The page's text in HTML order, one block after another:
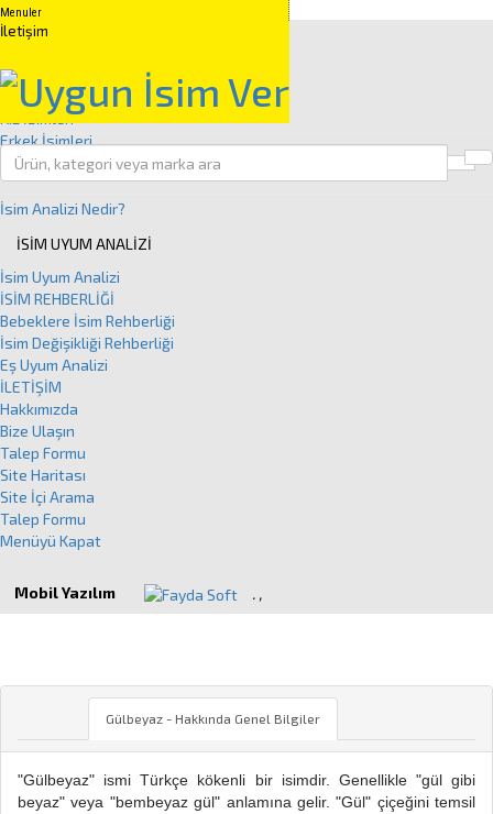
Menuler
İletişim
Anasayfa
Kuranda Geçen İsimler
Peygamber İsimleri
Kız İsimleri
Erkek İsimleri
İSİM ANALİZİ
İsim Analizi Nedir?
İSİM UYUM ANALİZİ
İsim Uyum Analizi
İSİM REHBERLİĞİ
Bebeklere İsim Rehberliği
İsim Değişikliği Rehberliği
Eş Uyum Analizi
İLETİŞİM
Hakkımızda
Bize Ulaşın
Talep Formu
Site Haritası
Site İçi Arama
Talep Formu
Menüyü Kapat
Mobil Yazılım . ,
Gülbeyaz - Hakkında Genel Bilgiler
"Gülbeyaz" ismi Türkçe kökenli bir isimdir. Genellikle "gül gibi
beyaz" veya "bembeyaz gül" anlamına gelir. "Gül" çiçeğini temsil